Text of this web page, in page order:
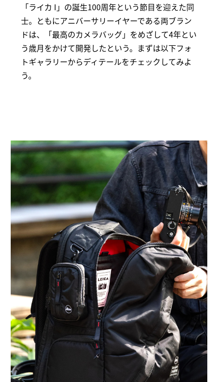
「ライカ I」の誕生100周年という節目を迎えた同
士。ともにアニバーサリーイヤーである両ブラン
ドは、「最高のカメラバッグ」をめざして4年とい
う歳月をかけて開発したという。まずは以下フォ
トギャラリーからディテールをチェックしてみよ
う。